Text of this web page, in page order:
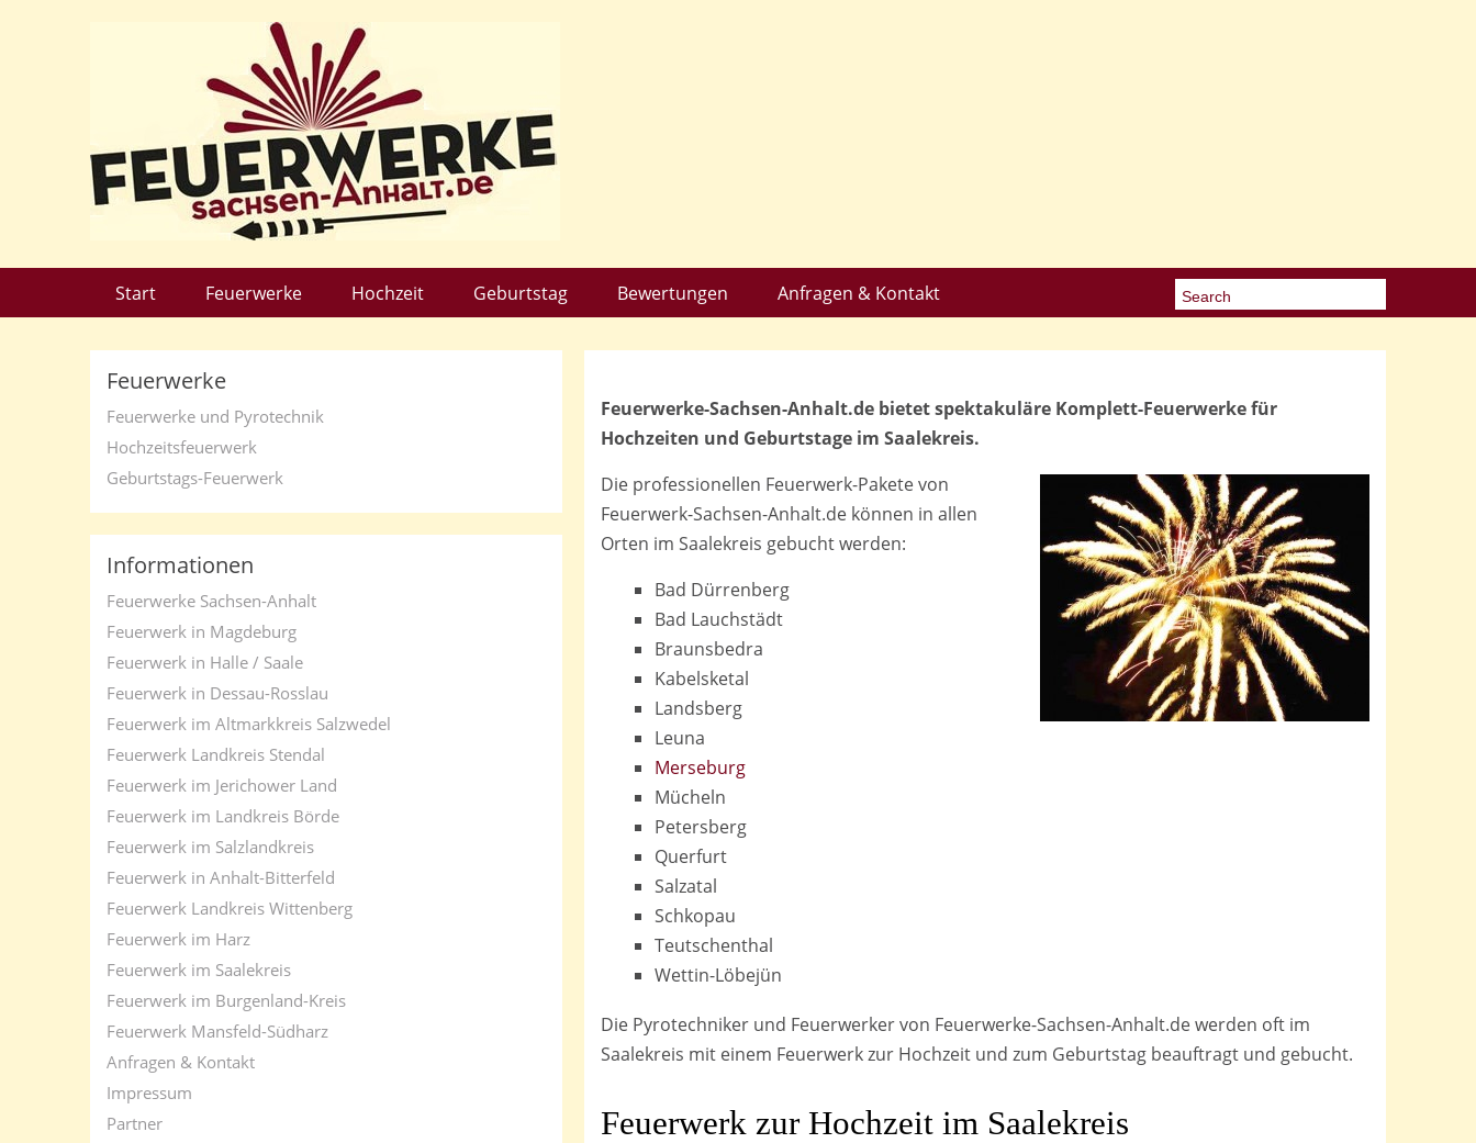
Start Feuerwerke Hochzeit Geburtstag Bewertungen Anfragen & Kontakt
Feuerwerke
Feuerwerke und Pyrotechnik
Hochzeitsfeuerwerk
Geburtstags-Feuerwerk
Informationen
Feuerwerke Sachsen-Anhalt
Feuerwerk in Magdeburg
Feuerwerk in Halle / Saale
Feuerwerk in Dessau-Rosslau
Feuerwerk im Altmarkkreis Salzwedel
Feuerwerk Landkreis Stendal
Feuerwerk im Jerichower Land
Feuerwerk im Landkreis Börde
Feuerwerk im Salzlandkreis
Feuerwerk in Anhalt-Bitterfeld
Feuerwerk Landkreis Wittenberg
Feuerwerk im Harz
Feuerwerk im Saalekreis
Feuerwerk im Burgenland-Kreis
Feuerwerk Mansfeld-Südharz
Anfragen & Kontakt
Impressum
Partner
Feuerwerke-Sachsen-Anhalt.de bietet spektakuläre Komplett-Feuerwerke für
Hochzeiten und Geburtstage im Saalekreis.
Die professionellen Feuerwerk-Pakete von
Feuerwerk-Sachsen-Anhalt.de können in allen
Orten im Saalekreis gebucht werden:
Bad Dürrenberg
Bad Lauchstädt
Braunsbedra
Kabelsketal
Landsberg
Leuna
Merseburg
Mücheln
Petersberg
Querfurt
Salzatal
Schkopau
Teutschenthal
Wettin-Löbejün
Die Pyrotechniker und Feuerwerker von Feuerwerke-Sachsen-Anhalt.de werden oft im
Saalekreis mit einem Feuerwerk zur Hochzeit und zum Geburtstag beauftragt und gebucht.
Feuerwerk zur Hochzeit im Saalekreis